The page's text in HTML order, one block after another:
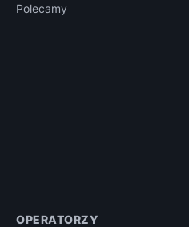
Polecamy
OPERATORZY